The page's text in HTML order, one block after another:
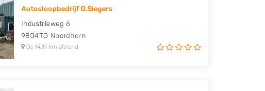
Autosloopbedrijf G.Siegers
Industrieweg 6
9804TG Noordhorn
Op 14,19 km afstand